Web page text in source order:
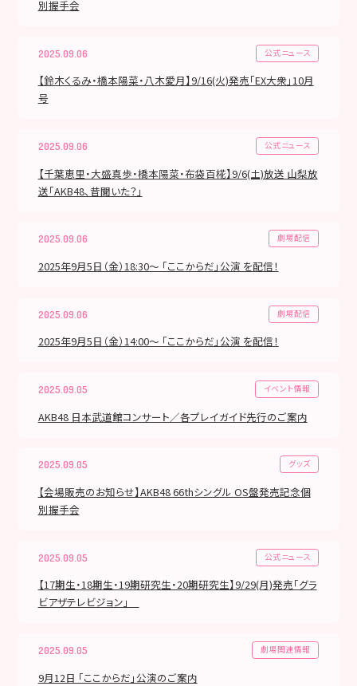
別握手会
2025.09.06 公式ニュース
【鈴木くるみ・橋本陽菜・八木愛月】9/16(火)発売「EX大衆」10月
号
2025.09.06 公式ニュース
【千葉恵里・大盛真歩・橋本陽菜・布袋百椛】9/6(土)放送 山梨放
送「AKB48、昔聞いた？」
2025.09.06 劇場配信
2025年9月5日（金）18:30～ 「ここからだ」公演 を配信！
2025.09.06 劇場配信
2025年9月5日（金）14:00～ 「ここからだ」公演 を配信！
2025.09.05 イベント情報
AKB48 日本武道館コンサート／各プレイガイド先行のご案内
2025.09.05 グッズ
【会場販売のお知らせ】AKB48 66thシングル OS盤発売記念個
別握手会
2025.09.05 公式ニュース
【17期生・18期生・19期研究生・20期研究生】9/29(月)発売「グラ
ビアザテレビジョン」
2025.09.05 劇場関連情報
9月12日 「ここからだ」公演のご案内